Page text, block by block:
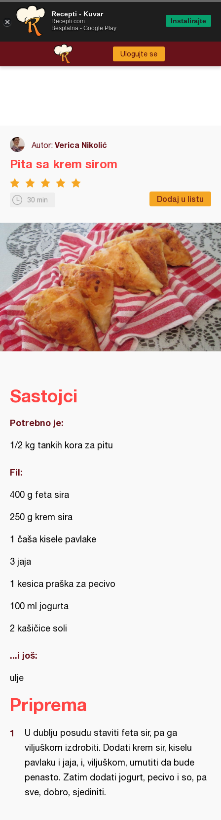
Ulogujte se
Autor: Verica Nikolić
30 min Dodaj u listu
Pita sa krem sirom
Sastojci
Potrebno je:
1/2 kg tankih kora za pitu
Fil:
400 g feta sira
250 g krem sira
1 čaša kisele pavlake
3 jaja
1 kesica praška za pecivo
100 ml jogurta
2 kašičice soli
...i još:
ulje
Priprema
U dublju posudu staviti feta sir, pa ga
viljuškom izdrobiti. Dodati krem sir, kiselu
pavlaku i jaja, i, viljuškom, umutiti da bude
penasto. Zatim dodati jogurt, pecivo i so, pa
sve, dobro, sjediniti.
Recepti - Kuvar
Recepti.com
Besplatna - Google Play
Instalirajte